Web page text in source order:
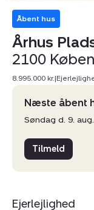
Åbent hus
Århus
2100
8.995.000 kr.|
Næste åbent
Søndag d. 9.
Tilmeld
Ejerlejlighed